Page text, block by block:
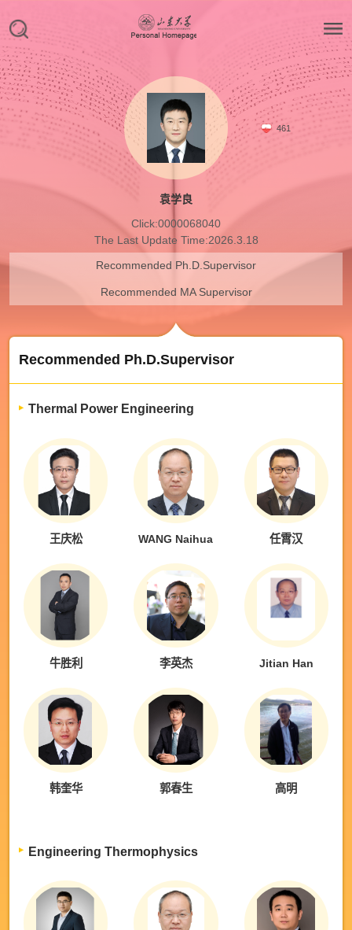
461
袁学良
Click:0000068040
The Last Update Time:2026.3.18
Recommended Ph.D.Supervisor
Recommended MA Supervisor
Recommended Ph.D.Supervisor
Thermal Power Engineering
王庆松 WANG Naihua 任霄汉
牛胜利 李英杰 Jitian Han
韩奎华 郭春生 高明
Engineering Thermophysics